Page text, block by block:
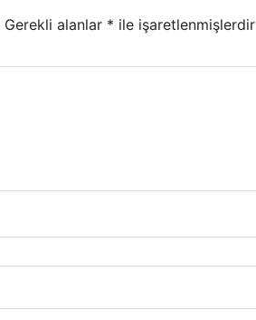
Gerekli alanlar * ile işaretlenmişlerdir